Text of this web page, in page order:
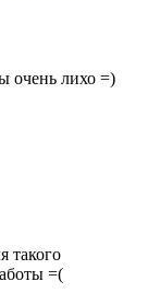
очень лихо =)
такого
=(